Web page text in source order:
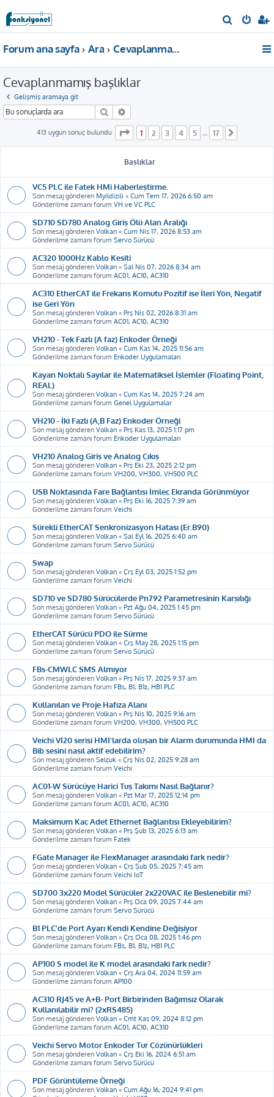
r
Forum ana sayfa Ara Cevaplanmamış başlıklar
Cevaplanmamış başlıklar
Gelişmiş aramaya git
Ara
413 uygun sonuç bulundu . sayfa (Toplam 17 sayfa)
1 2 3 4 5 17
Başlıklar
VC5 PLC ile Fatek HMi Haberleştirme.
Son mesaj gönderen Myildizili « Cum Tem 17, 2026 6:50 am
Gönderilme zamanı forum VH ve VC PLC
SD710 SD780 Analog Giriş Ölü Alan Aralığı
Son mesaj gönderen Volkan « Cum Nis 17, 2026 8:53 am
Gönderilme zamanı forum Servo Sürücü
AC320 1000Hz Kablo Kesiti
Son mesaj gönderen Volkan « Sal Nis 07, 2026 8:34 am
Gönderilme zamanı forum AC01, AC10, AC310
AC310 EtherCAT ile Frekans Komutu Pozitif ise İleri Yön, Negatif
ise Geri Yön
Son mesaj gönderen Volkan « Prş Nis 02, 2026 8:31 am
Gönderilme zamanı forum AC01, AC10, AC310
VH210 - Tek Fazlı (A faz) Enkoder Örneği
Son mesaj gönderen Volkan « Cum Kas 14, 2025 11:56 am
Gönderilme zamanı forum Enkoder Uygulamaları
Kayan Noktalı Sayılar ile Matematiksel İşlemler (Floating Point,
REAL)
Son mesaj gönderen Volkan « Cum Kas 14, 2025 7:24 am
Gönderilme zamanı forum Genel Uygulamalar
VH210 - İki Fazlı (A,B Faz) Enkoder Örneği
Son mesaj gönderen Volkan « Prş Kas 13, 2025 1:17 pm
Gönderilme zamanı forum Enkoder Uygulamaları
VH210 Analog Giriş ve Analog Çıkış
Son mesaj gönderen Volkan « Prş Eki 23, 2025 2:12 pm
Gönderilme zamanı forum VH200, VH300, VH500 PLC
USB Noktasında Fare Bağlantısı İmleç Ekranda Görünmüyor
Son mesaj gönderen Volkan « Prş Eki 16, 2025 7:39 am
Gönderilme zamanı forum Veichi
Sürekli EtherCAT Senkronizasyon Hatası (Er.B90)
Son mesaj gönderen Volkan « Sal Eyl 16, 2025 6:40 am
Gönderilme zamanı forum Servo Sürücü
Swap
Son mesaj gönderen Volkan « Çrş Eyl 03, 2025 1:52 pm
Gönderilme zamanı forum Veichi
SD710 ve SD780 Sürücülerde Pn792 Parametresinin Karşılığı
Son mesaj gönderen Volkan « Pzt Ağu 04, 2025 1:45 pm
Gönderilme zamanı forum Servo Sürücü
EtherCAT Sürücü PDO ile Sürme
Son mesaj gönderen Volkan « Çrş May 28, 2025 1:15 pm
Gönderilme zamanı forum Servo Sürücü
FBs-CMWLC SMS Almıyor
Son mesaj gönderen Volkan « Prş Nis 17, 2025 9:37 am
Gönderilme zamanı forum FBs, B1, B1z, HB1 PLC
Kullanılan ve Proje Hafıza Alanı
Son mesaj gönderen Volkan « Prş Nis 10, 2025 9:16 am
Gönderilme zamanı forum VH200, VH300, VH500 PLC
Veichi VI20 serisi HMI'larda oluşan bir Alarm durumunda HMI da
Bib sesini nasıl aktif edebilirim?
Son mesaj gönderen Selçuk « Çrş Nis 02, 2025 9:28 am
Gönderilme zamanı forum Veichi
AC01-W Sürücüye Harici Tuş Takımı Nasıl Bağlanır?
Son mesaj gönderen Volkan « Pzt Mar 17, 2025 12:14 pm
Gönderilme zamanı forum AC01, AC10, AC310
Maksimum Kaç Adet Ethernet Bağlantısı Ekleyebilirim?
Son mesaj gönderen Volkan « Prş Şub 13, 2025 6:13 am
Gönderilme zamanı forum Fatek
FGate Manager ile FlexManager arasındaki fark nedir?
Son mesaj gönderen Volkan « Çrş Şub 05, 2025 7:45 am
Gönderilme zamanı forum Veichi IoT
SD700 3x220 Model Sürücüler 2x220VAC ile Beslenebilir mi?
Son mesaj gönderen Volkan « Prş Oca 09, 2025 7:44 am
Gönderilme zamanı forum Servo Sürücü
B1 PLC'de Port Ayarı Kendi Kendine Değişiyor
Son mesaj gönderen Volkan « Çrş Oca 08, 2025 1:46 pm
Gönderilme zamanı forum FBs, B1, B1z, HB1 PLC
AP100 S model ile K model arasındaki fark nedir?
Son mesaj gönderen Volkan « Çrş Ara 04, 2024 11:59 am
Gönderilme zamanı forum AP100
AC310 RJ45 ve A+B- Port Birbirinden Bağımsız Olarak
Kullanılabilir mi? (2xRS485)
Son mesaj gönderen Volkan « Cmt Kas 09, 2024 8:12 pm
Gönderilme zamanı forum AC01, AC10, AC310
Veichi Servo Motor Enkoder Tur Çözünürlükleri
Son mesaj gönderen Volkan « Çrş Eki 16, 2024 6:51 am
Gönderilme zamanı forum Servo Sürücü
PDF Görüntüleme Örneği
Son mesaj gönderen Volkan « Cum Ağu 16, 2024 9:41 pm